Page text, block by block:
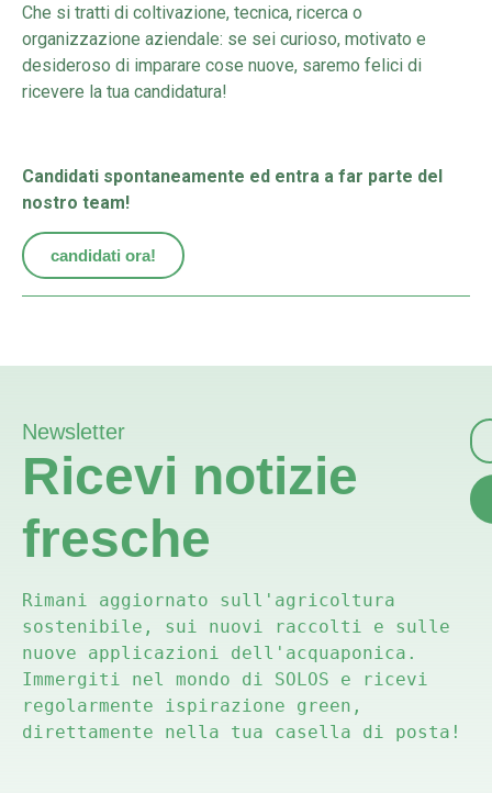
Che si tratti di coltivazione, tecnica, ricerca o
organizzazione aziendale: se sei curioso, motivato e
desideroso di imparare cose nuove, saremo felici di
ricevere la tua candidatura!
Candidati spontaneamente ed entra a far parte del
nostro team!
candidati ora!
Newsletter
Ricevi notizie
fresche
Rimani aggiornato sull'agricoltura
sostenibile, sui nuovi raccolti e sulle
nuove applicazioni dell'acquaponica.
Immergiti nel mondo di SOLOS e ricevi
regolarmente ispirazione green,
direttamente nella tua casella di posta!